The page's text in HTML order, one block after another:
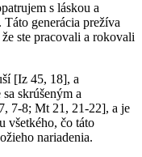
s láskou a
generácia prežíva
ste pracovali a rokovali
[Iz 45, 18], a
skrúšeným a
7-8; Mt 21, 21-22], a je
všetkého, čo táto
nariadenia.